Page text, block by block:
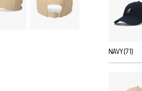
NAVY (71)